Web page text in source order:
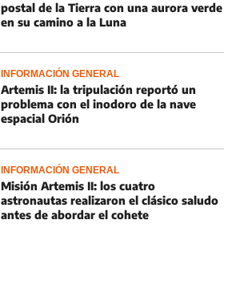
postal de la Tierra con una aurora verde
en su camino a la Luna
INFORMACIÓN GENERAL
Artemis II: la tripulación reportó un
problema con el inodoro de la nave
espacial Orión
INFORMACIÓN GENERAL
Misión Artemis II: los cuatro
astronautas realizaron el clásico saludo
antes de abordar el cohete